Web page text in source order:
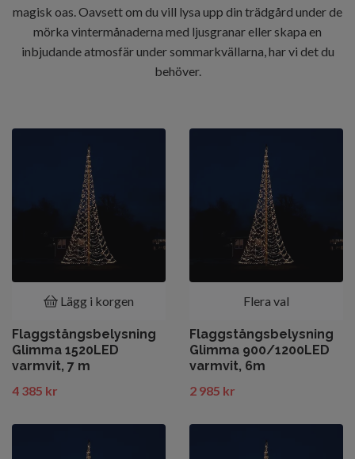
magisk oas. Oavsett om du vill lysa upp din trädgård under de
mörka vintermånaderna med ljusgranar eller skapa en
inbjudande atmosfär under sommarkvällarna, har vi det du
behöver.
Lägg i korgen
Flaggstångsbelysning
Glimma 1520LED
varmvit, 7 m
4 385 kr
Flera val
Flaggstångsbelysning
Glimma 900/1200LED
varmvit, 6m
2 985 kr